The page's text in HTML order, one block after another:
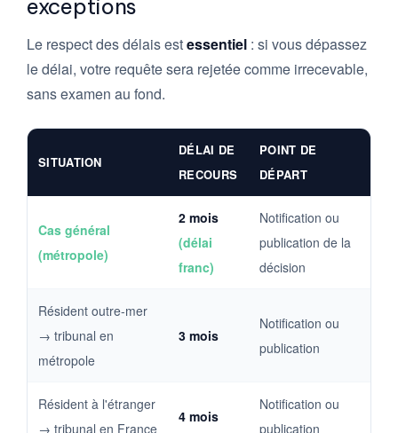
exceptions
Le respect des délais estessentiel : si vous dépassez
le délai, votre requête sera rejetée comme irrecevable,
sans examen au fond.
SITUATION
DÉLAI DE
RECOURS
POINT DE
DÉPART
Cas général
(métropole)
2 mois
(délai
franc)
Notification ou
publication de la
décision
Résident outre-mer
→ tribunal en
métropole
3 mois
Notification ou
publication
Résident à l'étranger
→ tribunal en France
4 mois
Notification ou
publication